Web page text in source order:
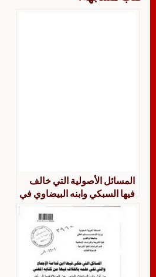
المسائل الأصولية التي خالف
فيها السبكي وابنه البيضاوي في
كتاب الإبهاج جمعًا وتوثيقًا